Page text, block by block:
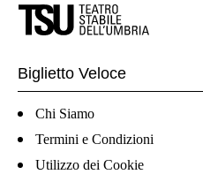
Biglietto Veloce
Chi Siamo
Termini e Condizioni
Utilizzo dei Cookie